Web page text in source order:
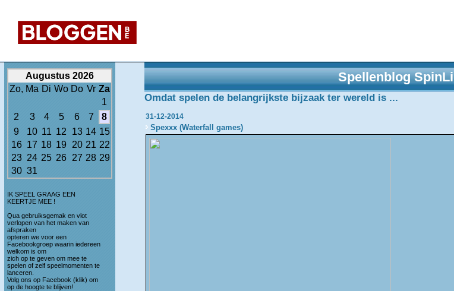
Augustus 2026
Zo, Ma Di Wo Do Vr Za
1
2
3 4 5 6 7
8
9
10 11 12 13 14 15
16 17 18 19 20 21 22
23 24 25 26 27 28 29
30 31
IK SPEEL GRAAG EEN
KEERTJE MEE !
Qua gebruiksgemak en vlot
verlopen van het maken van
afspraken
opteren we voor een
Facebookgroep waarin iedereen
welkom is om
zich op te geven om mee te
spelen of zelf speelmomenten te
lanceren.
Volg ons op Facebook (klik) om
op de hoogte te blijven!
Spellenblog SpinLi
Omdat spelen de belangrijkste bijzaak ter wereld is ...
31-12-2014
Spexxx (Waterfall games)